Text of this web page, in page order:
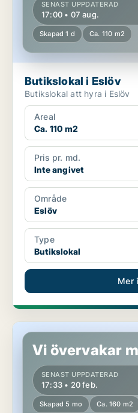
SENAST UPPDATERAD
17:00 • 07 aug.
Skapad 1 d Ca. 110 m2
Butikslokal i Eslöv
Butikslokal att hyra i Eslöv
Areal
Ca. 110 m2
Pris pr. md.
Inte angivet
Område
Eslöv
Type
Butikslokal
Mer
Butikslokal i Luleå
Vi övervakar
SENAST UPPDATERAD
17:33 • 20 feb.
Skapad 5 mo Ca. 160 m2